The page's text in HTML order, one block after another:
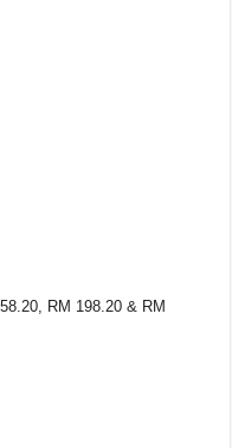
RM 198.20 & RM